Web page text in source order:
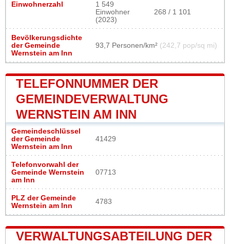
Einwohnerzahl
1 549
Einwohner
(2023)
268 / 1 101
Bevölkerungsdichte
der Gemeinde
Wernstein am Inn
93,7 Personen/km² (242,7 pop/sq mi)
TELEFONNUMMER DER
GEMEINDEVERWALTUNG
WERNSTEIN AM INN
Gemeindeschlüssel
der Gemeinde
Wernstein am Inn
41429
Telefonvorwahl der
Gemeinde Wernstein
am Inn
07713
PLZ der Gemeinde
Wernstein am Inn
4783
VERWALTUNGSABTEILUNG DER